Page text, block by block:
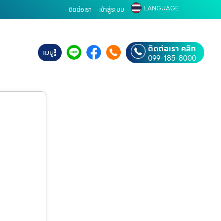
ติดต่อเรา เข้าสู่ระบบ LANGUAGE
เมนู ติดต่อเรา คลิก
099-185-8000